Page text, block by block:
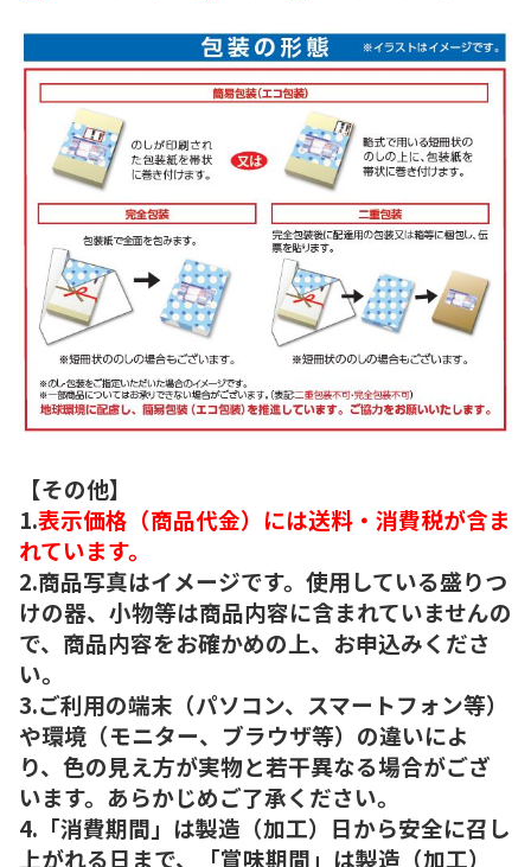
【その他】
1.表示価格（商品代金）には送料・消費税が含ま
れています。
2.商品写真はイメージです。使用している盛りつ
けの器、小物等は商品内容に含まれていませんの
で、商品内容をお確かめの上、お申込みくださ
い。
3.ご利用の端末（パソコン、スマートフォン等）
や環境（モニター、ブラウザ等）の違いによ
り、色の見え方が実物と若干異なる場合がござ
います。あらかじめご了承ください。
4.「消費期間」は製造（加工）日から安全に召し
上がれる日まで、「賞味期間」は製造（加工）